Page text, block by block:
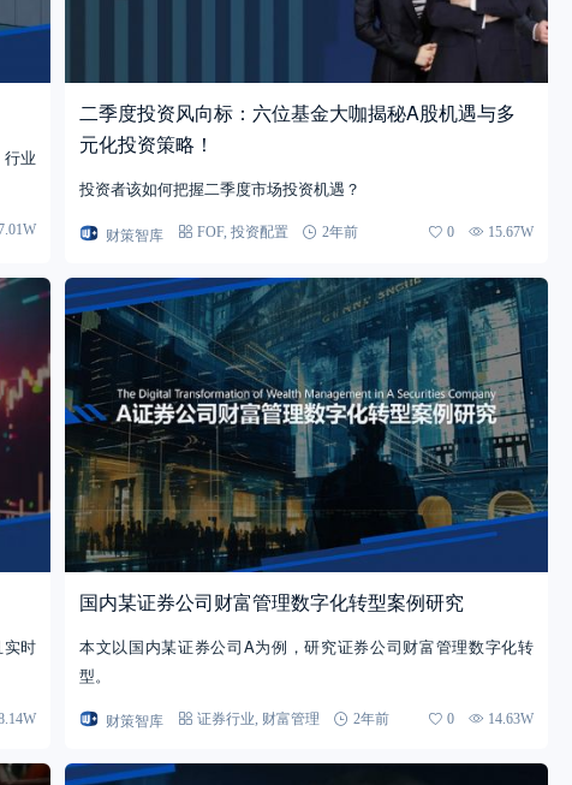
业
二季度投资风向标：六位基金大咖揭秘A股机遇与多
元化投资策略！
投资者该如何把握二季度市场投资机遇？
财策智库 FOF, 投资配置 2年前 0 15.67W
时
国内某证券公司财富管理数字化转型案例研究
本文以国内某证券公司A为例，研究证券公司财富管理数字化转
型。
财策智库 证券行业 财富管理 2年前 0 14.63W